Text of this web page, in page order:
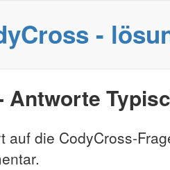
-
Antworte
auf die CodyCross-